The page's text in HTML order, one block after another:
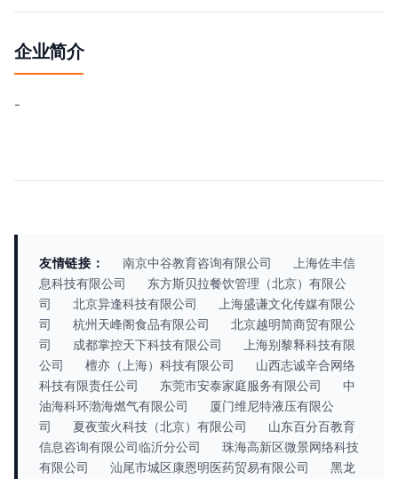
企业简介
-
友情链接： 南京中谷教育咨询有限公司
上海佐丰信
息科技有限公司
东方斯贝拉餐饮管理（北京）有限公
司
北京异逢科技有限公司
上海盛谦文化传媒有限公
司
杭州天峰阁食品有限公司
北京越明简商贸有限公
司
成都掌控天下科技有限公司
上海别黎释科技有限
公司
檀亦（上海）科技有限公司
山西志诚辛合网络
科技有限责任公司
东莞市安泰家庭服务有限公司
中
油海科环渤海燃气有限公司
厦门维尼特液压有限公
司
夏夜萤火科技（北京）有限公司
山东百分百教育
信息咨询有限公司临沂分公司
珠海高新区微景网络科技
有限公司
汕尾市城区康恩明医药贸易有限公司
黑龙